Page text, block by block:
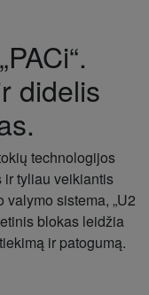
didelis
technologijos
ir tyliau veikiantis
sistema, „U2
blokas leidžia
ir patogumą.